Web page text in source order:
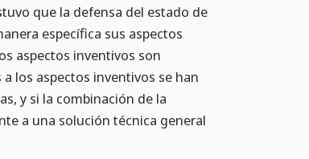
que la defensa del estado de
específica sus aspectos
aspectos inventivos son
los aspectos inventivos se han
y si la combinación de la
a una solución técnica general